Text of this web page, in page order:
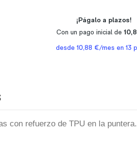
con refuerzo de TPU en la puntera.